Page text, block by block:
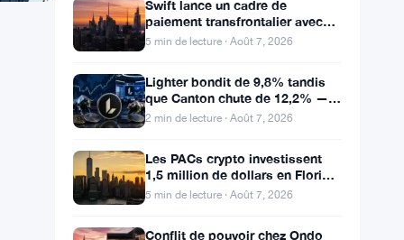
Les détenteurs de XRP
280 millions via FXRP pour
emprunter des RLUSD
5 min de lecture · Août 7, 2026
Swift lance un cadre de
Bank of America et J.P. Morgan
5 min de lecture · Août 7, 2026